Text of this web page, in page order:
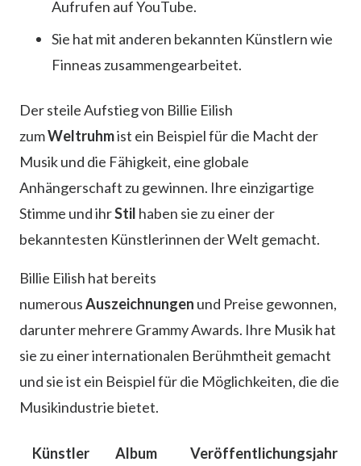
Aufrufen auf YouTube.
Sie hat mit anderen bekannten Künstlern wie
Finneas zusammengearbeitet.
Der steile Aufstieg von Billie Eilish
zumWeltruhmist ein Beispiel für die Macht der
Musik und die Fähigkeit, eine globale
Anhängerschaft zu gewinnen. Ihre einzigartige
Stimme und ihrStil haben sie zu einer der
bekanntesten Künstlerinnen der Welt gemacht.
Billie Eilish hat bereits
numerousAuszeichnungen und Preise gewonnen,
darunter mehrere Grammy Awards. Ihre Musik hat
sie zu einer internationalen Berühmtheit gemacht
und sie ist ein Beispiel für die Möglichkeiten, die die
Musikindustrie bietet.
Künstler Album Veröffentlichungsjahr